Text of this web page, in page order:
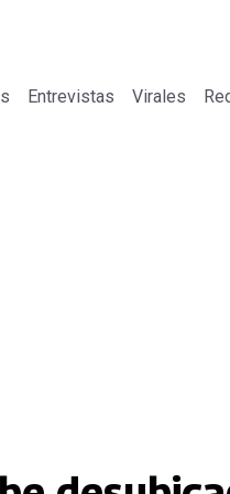
Entrevistas Virales